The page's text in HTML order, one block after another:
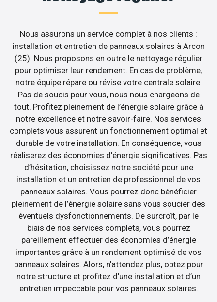
Nous assurons un service complet à nos clients :
installation et entretien de panneaux solaires à Arcon
(25). Nous proposons en outre le nettoyage régulier
pour optimiser leur rendement. En cas de problème,
notre équipe répare ou révise votre centrale solaire.
Pas de soucis pour vous, nous nous chargeons de
tout. Profitez pleinement de l’énergie solaire grâce à
notre excellence et notre savoir-faire. Nos services
complets vous assurent un fonctionnement optimal et
durable de votre installation. En conséquence, vous
réaliserez des économies d’énergie significatives. Pas
d’hésitation, choisissez notre société pour une
installation et un entretien de professionnel de vos
panneaux solaires. Vous pourrez donc bénéficier
pleinement de l’énergie solaire sans vous soucier des
éventuels dysfonctionnements. De surcroît, par le
biais de nos services complets, vous pourrez
pareillement effectuer des économies d’énergie
importantes grâce à un rendement optimisé de vos
panneaux solaires. Alors, n’attendez plus, optez pour
notre structure et profitez d’une installation et d’un
entretien impeccable pour vos panneaux solaires.